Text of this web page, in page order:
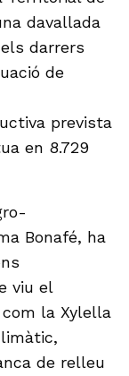
davallada
darrers
de
prevista
en 8.729
Bonafé, ha
viu el
la Xylella
de relleu